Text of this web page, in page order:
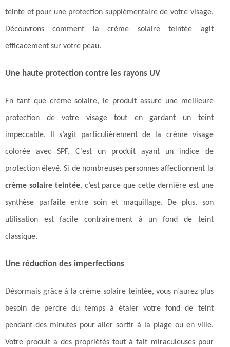
teinte et pour une protection supplémentaire de votre visage.
Découvrons comment la crème solaire teintée agit
efficacement sur votre peau.
Une haute protection contre les rayons UV
En tant que crème solaire, le produit assure une meilleure
protection de votre visage tout en gardant un teint
impeccable. Il s’agit particulièrement de la crème visage
colorée avec SPF. C’est un produit ayant un indice de
protection élevé. Si de nombreuses personnes affectionnent la
crème solaire teintée, c’est parce que cette dernière est une
synthèse parfaite entre soin et maquillage. De plus, son
utilisation est facile contrairement à un fond de teint
classique.
Une réduction des imperfections
Désormais grâce à la crème solaire teintée, vous n’aurez plus
besoin de perdre du temps à étaler votre fond de teint
pendant des minutes pour aller sortir à la plage ou en ville.
Votre produit a des propriétés tout à fait miraculeuses pour